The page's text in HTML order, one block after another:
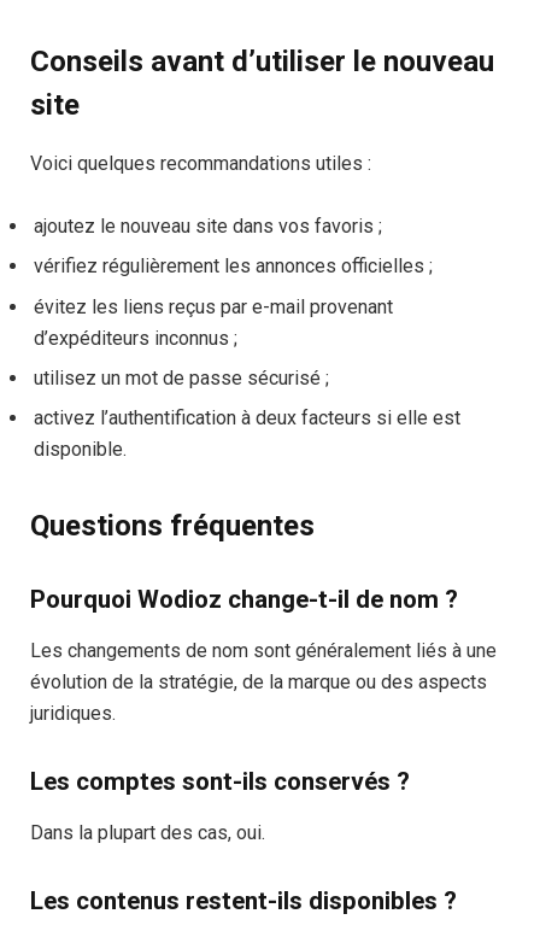
Conseils avant d’utiliser le nouveau
site
Voici quelques recommandations utiles :
ajoutez le nouveau site dans vos favoris ;
vérifiez régulièrement les annonces officielles ;
évitez les liens reçus par e-mail provenant
d’expéditeurs inconnus ;
utilisez un mot de passe sécurisé ;
activez l’authentification à deux facteurs si elle est
disponible.
Questions fréquentes
Pourquoi Wodioz change-t-il de nom ?
Les changements de nom sont généralement liés à une
évolution de la stratégie, de la marque ou des aspects
juridiques.
Les comptes sont-ils conservés ?
Dans la plupart des cas, oui.
Les contenus restent-ils disponibles ?